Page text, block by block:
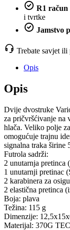
R1 račun
i tvrtke
Jamstvo
Trebate savjet
Opis
Opis
Dvije dvostruke
za pričvršćivanje na
hlača. Veliko polje
omogućuje trajnu
signalna traka širine
Futrola sadrži:
2 unutarnja
1 unutarnji pretinac
2 karabinera za
2 elastična pretinca
Boja: plava
Težina: 115 g
Dimenzije:
Materijal: 370G